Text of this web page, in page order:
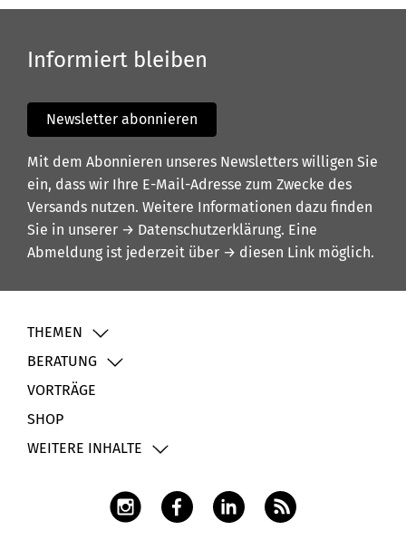
Informiert bleiben
Newsletter abonnieren
Mit dem Abonnieren unseres Newsletters willigen Sie
ein, dass wir Ihre E-Mail-Adresse zum Zwecke des
Versands nutzen. Weitere Informationen dazu finden
Sie in unserer → Datenschutzerklärung. Eine
Abmeldung ist jederzeit über → diesen Link möglich.
THEMEN
BERATUNG
VORTRÄGE
SHOP
WEITERE INHALTE